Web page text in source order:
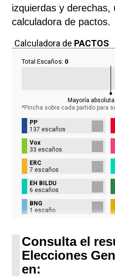
izquierdas y derechas,
calculadora de pactos.
Calculadora de PACTOS
Total Escaños: 0
Mayoría absoluta:
*Pincha sobre cada partido para
PP
137 escaños
Vox
33 escaños
ERC
7 escaños
EH BILDU
6 escaños
BNG
1 escaño
Consulta el
Elecciones
en: